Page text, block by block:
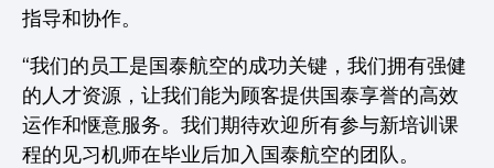
指导和协作。
“我们的员工是国泰航空的成功关键，我们拥有强健
的人才资源，让我们能为顾客提供国泰享誉的高效
运作和惬意服务。我们期待欢迎所有参与新培训课
程的见习机师在毕业后加入国泰航空的团队。